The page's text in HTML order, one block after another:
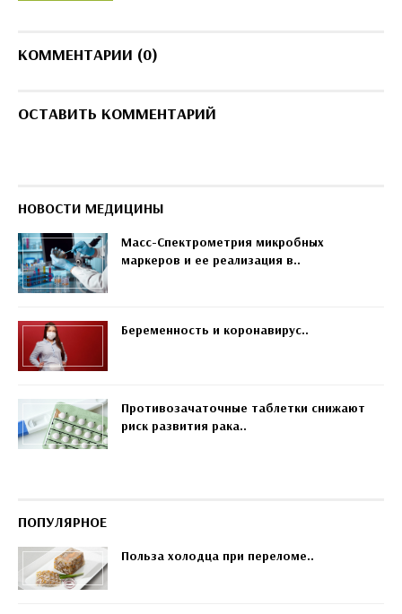
КОММЕНТАРИИ (0)
ОСТАВИТЬ КОММЕНТАРИЙ
НОВОСТИ МЕДИЦИНЫ
Масс-Спектрометрия микробных
маркеров и ее реализация в..
Беременность и коронавирус..
Противозачаточные таблетки снижают
риск развития рака..
ПОПУЛЯРНОЕ
Польза холодца при переломе..